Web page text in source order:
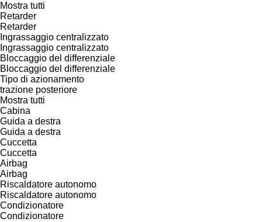
Mostra tutti
Retarder
Retarder
Ingrassaggio centralizzato
Ingrassaggio centralizzato
Bloccaggio del differenziale
Bloccaggio del differenziale
Tipo di azionamento
trazione posteriore
Mostra tutti
Cabina
Guida a destra
Guida a destra
Cuccetta
Cuccetta
Airbag
Airbag
Riscaldatore autonomo
Riscaldatore autonomo
Condizionatore
Condizionatore